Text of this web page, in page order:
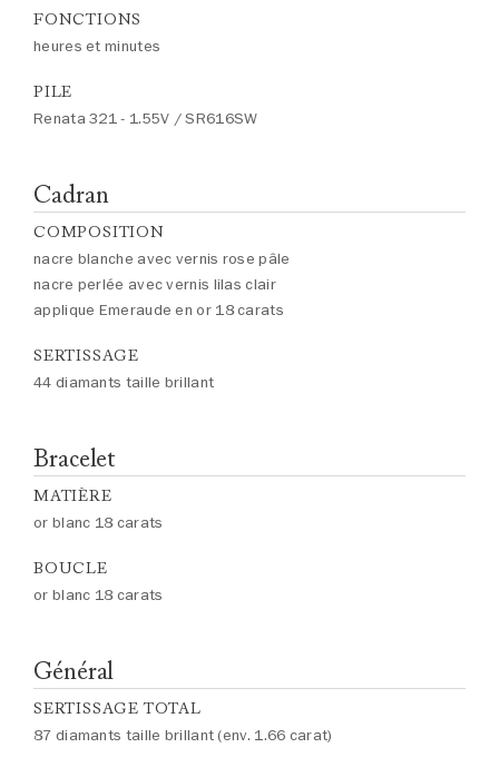
FONCTIONS
heures et minutes
PILE
Renata 321 - 1.55V / SR616SW
Cadran
COMPOSITION
nacre blanche avec vernis rose pâle
nacre perlée avec vernis lilas clair
applique Emeraude en or 18 carats
SERTISSAGE
44 diamants taille brillant
Bracelet
MATIÈRE
or blanc 18 carats
BOUCLE
or blanc 18 carats
Général
SERTISSAGE TOTAL
87 diamants taille brillant (env. 1.66 carat)